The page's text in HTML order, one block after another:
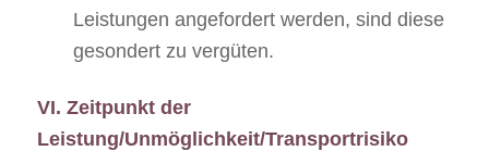
Leistungen angefordert werden, sind diese
gesondert zu vergüten.
VI. Zeitpunkt der
Leistung/Unmöglichkeit/Transportrisiko